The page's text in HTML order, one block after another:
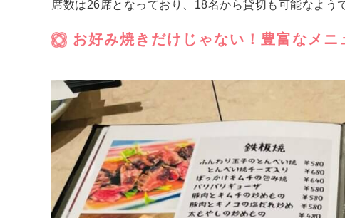
席数は26席となっており、18名から貸切も可能なよう
お好み焼きだけじゃない！豊富なメニ